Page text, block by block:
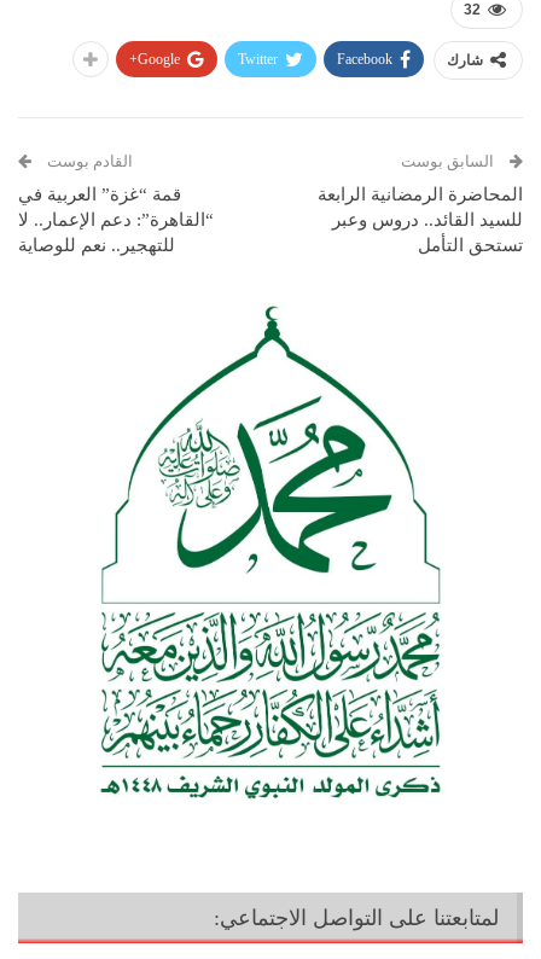
32
شارك Facebook
Twitter
Google+
السابق بوست
المحاضرة الرمضانية الرابعة
للسيد القائد.. دروس وعبر
تستحق التأمل
القادم بوست
قمة “غزة” العربية في
“القاهرة”: دعم الإعمار.. لا
للتهجير.. نعم للوصاية
لمتابعتنا على التواصل الاجتماعي: